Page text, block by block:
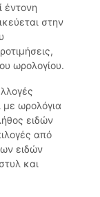
έντονη
στην
ωρολογίου.
ωρολόγια
ειδών
από
ειδών
και